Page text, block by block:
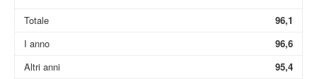
Totale
96,1
I anno
96,6
Altri anni
95,4